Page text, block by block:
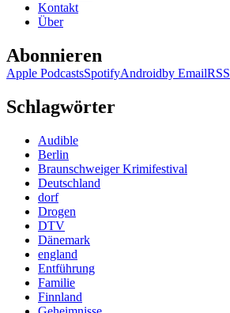
Kontakt
Über
Abonnieren
Apple PodcastsSpotifyAndroidby EmailRSS
Schlagwörter
Audible
Berlin
Braunschweiger Krimifestival
Deutschland
dorf
Drogen
DTV
Dänemark
england
Entführung
Familie
Finnland